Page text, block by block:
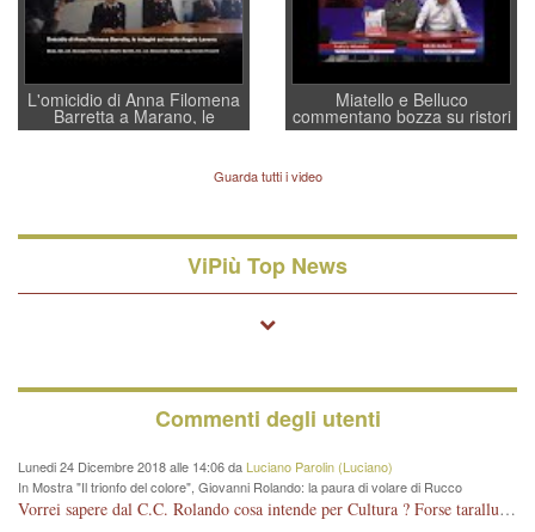
L'omicidio di Anna Filomena
Barretta a Marano, le
indagini dei carabinieri di
Lavarra: più avvincenti di
quelle di... Barbara D'Urso
Miatello e Belluco
commentano bozza su ristori
BPVi e Veneto Banca
Guarda tutti i video
ViPiù Top News
Commenti degli utenti
Lunedi 24 Dicembre 2018 alle 14:06 da Luciano Parolin (Luciano)
In Mostra "Il trionfo del colore", Giovanni Rolando: la paura di volare di Rucco
Vorrei sapere dal C.C. Rolando cosa intende per Cultura ? Forse tarallucci, vino e sagre, o spaghetti tricolori del PD ? Il continuo (s)parlare della mostra a Palazzo Chiericati caro consigliere DANNEGGIA FORTEMENTE l'immagine della città TUTTA e fa deviare i consensi che in RUSSIA (badi bene ex U.R.S.S.) sono ECCELLENTI. A livello artistico l'evento è di alta Valenza culturale, COMPITO di Tutta la Cittadinanza fare il possibile per propagandare l'iniziativa senza farne UN CASO PARTITICO come fa Lei da sempre. Meno Gazebo + Partecipazione! E così sia. Amen.